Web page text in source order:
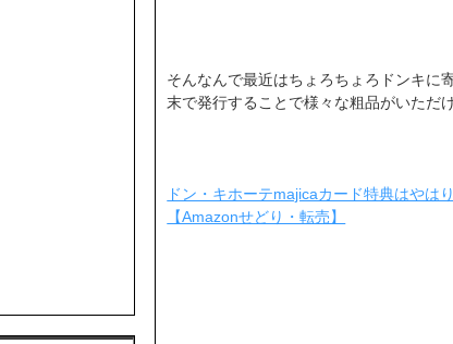
そんなんで最近はちょろちょろドンキに
末で発行することで様々な粗品がいただ
ドン・キホーテmajicaカード特典はやは
【Amazonせどり・転売】